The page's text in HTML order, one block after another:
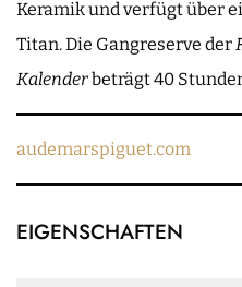
Keramik und verfügt über
Titan. Die Gangreserve der
Kalenderbeträgt 40
audemarspiguet.com
EIGENSCHAFTEN